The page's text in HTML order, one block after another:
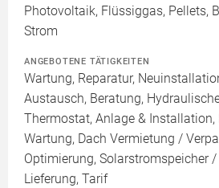
Photovoltaik, Flüssiggas, Pellets,
Strom
ANGEBOTENE TÄTIGKEITEN
Wartung, Reparatur,
Austausch, Beratung,
Thermostat, Anlage &
Wartung, Dach Vermietung /
Optimierung, Solarstromspeicher /
Lieferung, Tarif